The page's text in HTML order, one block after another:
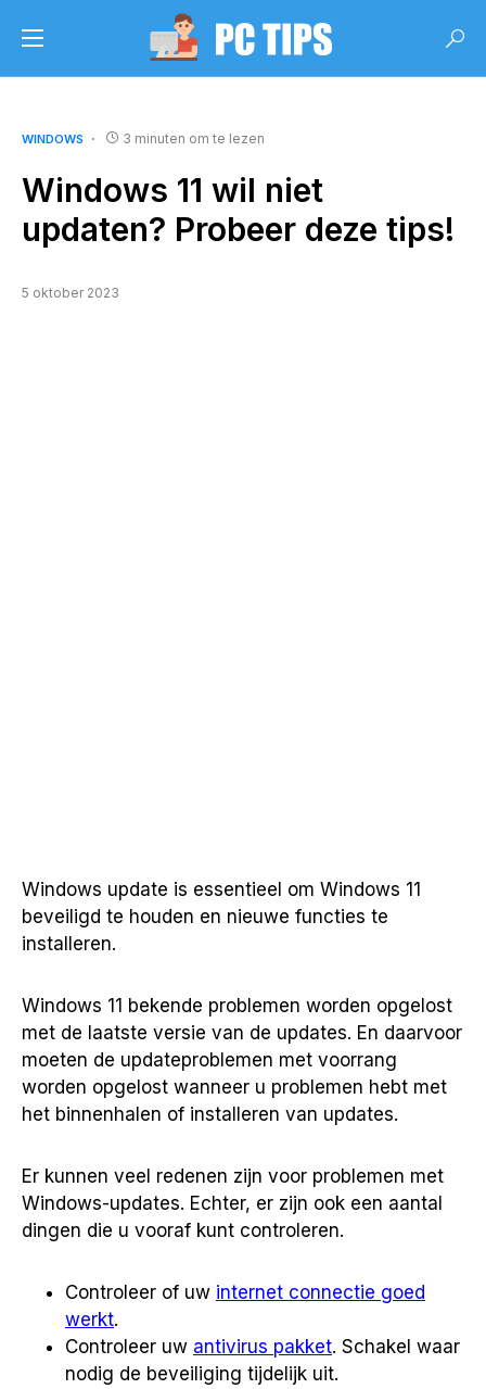
WINDOWS 3 minuten om te lezen
Windows 11 wil niet
updaten? Probeer deze tips!
5 oktober 2023
Windows update is essentieel om Windows 11
beveiligd te houden en nieuwe functies te
installeren.
Windows 11 bekende problemen worden opgelost
met de laatste versie van de updates. En daarvoor
moeten de updateproblemen met voorrang
worden opgelost wanneer u problemen hebt met
het binnenhalen of installeren van updates.
Er kunnen veel redenen zijn voor problemen met
Windows-updates. Echter, er zijn ook een aantal
dingen die u vooraf kunt controleren.
Controleer of uw internet connectie goed
werkt.
Controleer uw antivirus pakket. Schakel waar
nodig de beveiliging tijdelijk uit.